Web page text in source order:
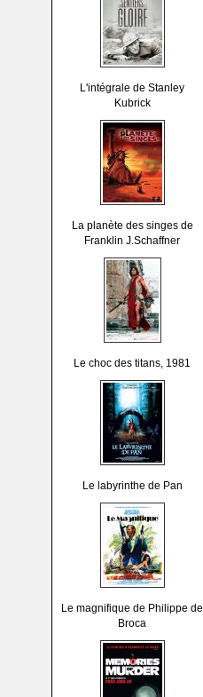
L'intégrale de Stanley
Kubrick
La planète des singes de
Franklin J.Schaffner
Le choc des titans, 1981
Le labyrinthe de Pan
Le magnifique de Philippe de
Broca